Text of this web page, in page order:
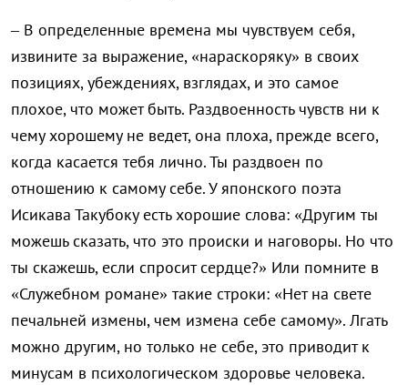
– В определенные времена мы чувствуем себя,
извините за выражение, «нараскоряку» в своих
позициях, убеждениях, взглядах, и это самое
плохое, что может быть. Раздвоенность чувств ни к
чему хорошему не ведет, она плоха, прежде всего,
когда касается тебя лично. Ты раздвоен по
отношению к самому себе. У японского поэта
Исикава Такубоку есть хорошие слова: «Другим ты
можешь сказать, что это происки и наговоры. Но что
ты скажешь, если спросит сердце?» Или помните в
«Служебном романе» такие строки: «Нет на свете
печальней измены, чем измена себе самому». Лгать
можно другим, но только не себе, это приводит к
минусам в психологическом здоровье человека.